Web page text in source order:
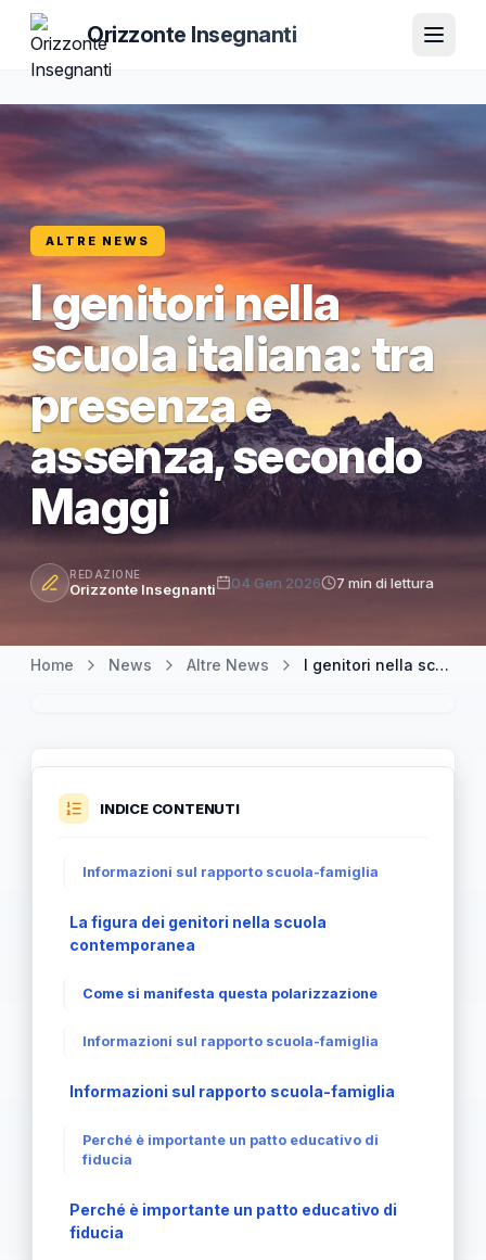
Orizzonte Insegnanti
ALTRE NEWS
I genitori nella
scuola italiana: tra
presenza e
assenza, secondo
Maggi
REDAZIONE
Orizzonte Insegnanti 04 Gen 2026 7 min di lettura
Home News Altre News I genitori nella scuola italiana: tra presenza e assenza, secondo Maggi
INDICE CONTENUTI
Informazioni sul rapporto scuola-famiglia
La figura dei genitori nella scuola
contemporanea
Come si manifesta questa polarizzazione
Informazioni sul rapporto scuola-famiglia
Informazioni sul rapporto scuola-famiglia
Perché è importante un patto educativo di
fiducia
Perché è importante un patto educativo di
fiducia